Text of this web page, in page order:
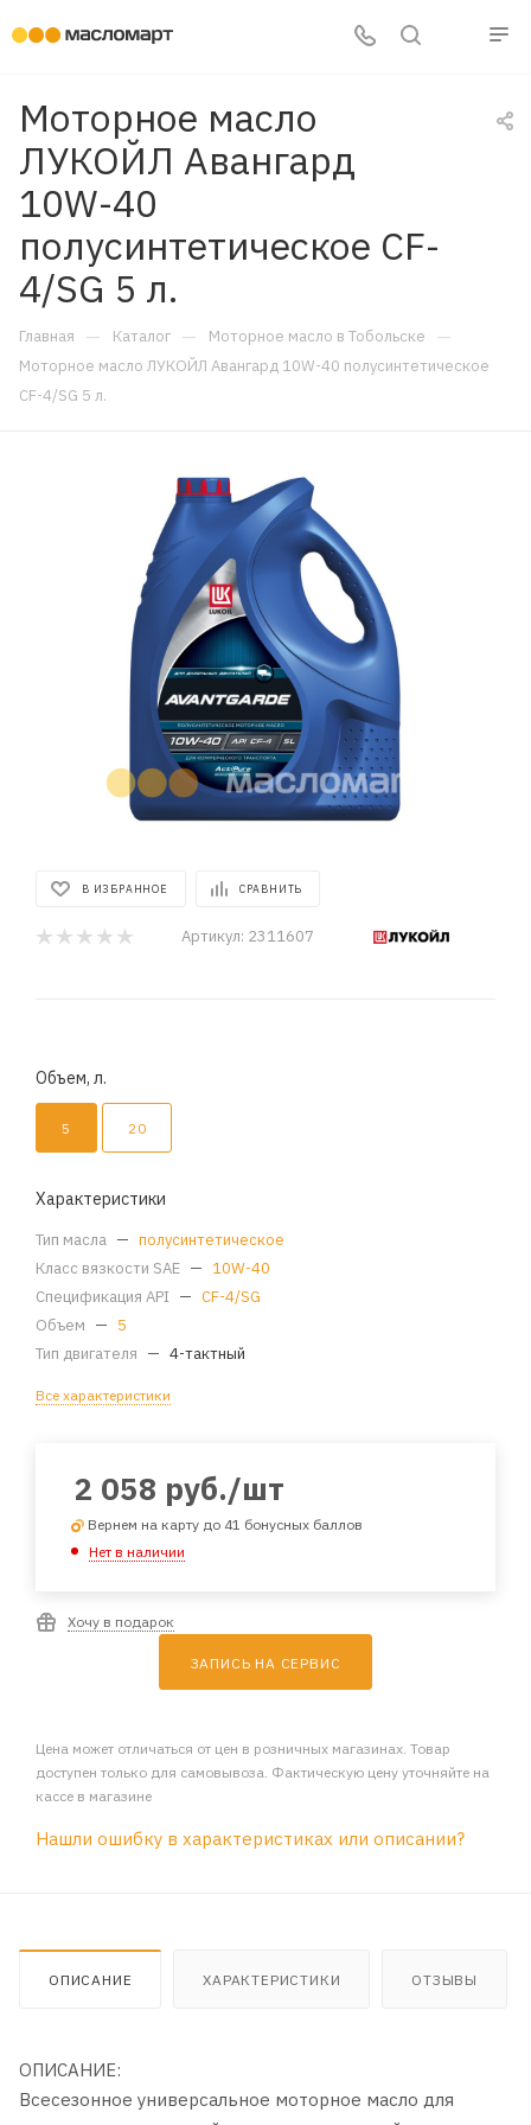
Моторное масло
ЛУКОЙЛ Авангард
10W-40
полусинтетическое CF-
4/SG 5 л.
Главная — Каталог — Моторное масло в Тобольске —
Моторное масло ЛУКОЙЛ Авангард 10W-40 полусинтетическое
CF-4/SG 5 л.
В ИЗБРАННОЕ СРАВНИТЬ
Артикул: 2311607
Объем, л.
5 20
Характеристики
Тип масла — полусинтетическое
Класс вязкости SAE — 10W-40
Спецификация API — CF-4/SG
Объем — 5
Тип двигателя — 4-тактный
Все характеристики
2 058 руб./шт
Вернем на карту до 41 бонусных баллов
Нет в наличии
Хочу в подарок
ЗАПИСЬ НА СЕРВИС
Цена может отличаться от цен в розничных магазинах. Товар
доступен только для самовывоза. Фактическую цену уточняйте на
кассе в магазине
Нашли ошибку в характеристиках или описании?
ОПИСАНИЕ ХАРАКТЕРИСТИКИ ОТЗЫВЫ
ОПИСАНИЕ:
Всесезонное универсальное моторное масло для